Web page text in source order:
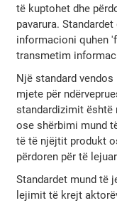
të kuptohet dhe
pavarura.
informacioni quhen
transmetim
Një standard
mjete për
standardizimit është
ose shërbimi mund
të të njëjtit produkt
përdoren për të
Standardet mund të
lejimit të krejt